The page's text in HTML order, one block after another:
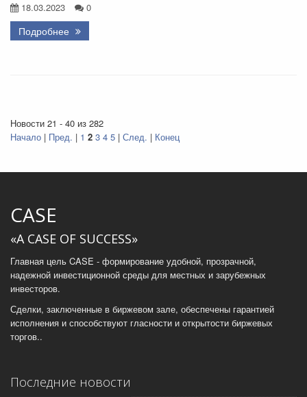
18.03.2023 0
Подробнее
Новости 21 - 40 из 282
Начало | Пред. | 1 2 3 4 5 | След. | Конец
CASE
«A CASE OF SUCCESS»
Главная цель CASE - формирование удобной, прозрачной,
надежной инвестиционной среды для местных и зарубежных
инвесторов.
Сделки, заключенные в биржевом зале, обеспечены гарантией
исполнения и способствуют гласности и открытости биржевых
торгов..
Последние новости